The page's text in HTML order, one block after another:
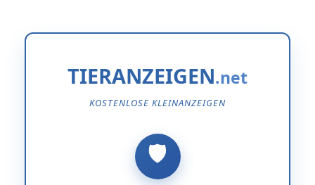
TIERANZEIGEN
KOSTENLOSE KLEINANZEIGEN